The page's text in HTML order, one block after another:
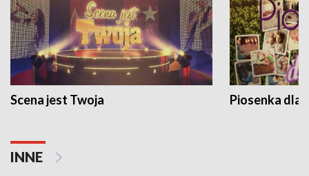
Scena jest Twoja Piosenka dla
INNE